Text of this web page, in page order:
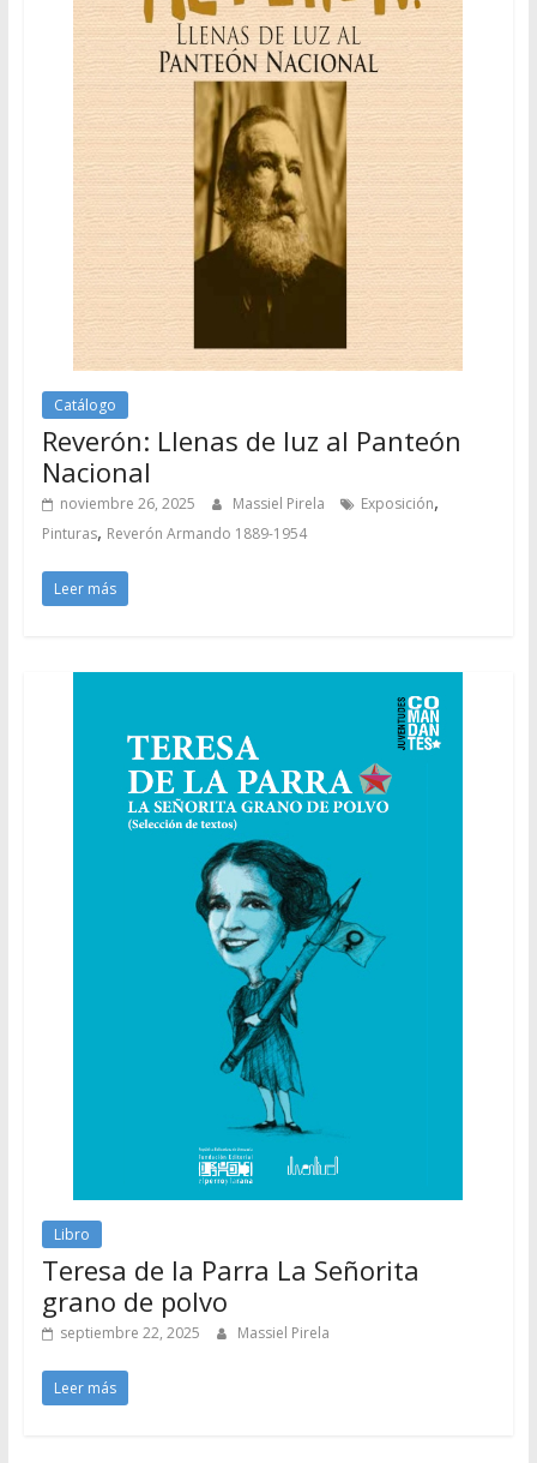
Catálogo
Reverón: Llenas de luz al Panteón
Nacional
noviembre 26, 2025 Massiel Pirela Exposición,
Pinturas, Reverón Armando 1889-1954
Leer más
Libro
Teresa de la Parra La Señorita
grano de polvo
septiembre 22, 2025 Massiel Pirela
Leer más